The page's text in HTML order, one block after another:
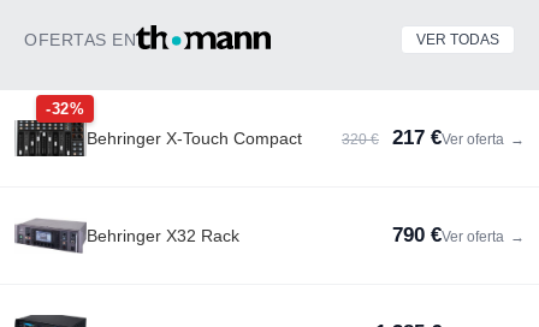
OFERTAS EN VER TODAS
-32%
Behringer X-Touch Compact 320 € 217 €Ver oferta →
Behringer X32 Rack 790 €Ver oferta →